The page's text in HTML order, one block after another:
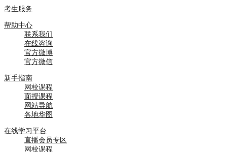
考生服务
帮助中心
联系我们
在线咨询
官方微博
官方微信
新手指南
网校课程
面授课程
网站导航
各地华图
在线学习平台
直播会员专区
网校课程